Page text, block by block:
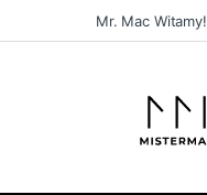
Skip to navigation
Skip to contentMr. Mac Witamy!